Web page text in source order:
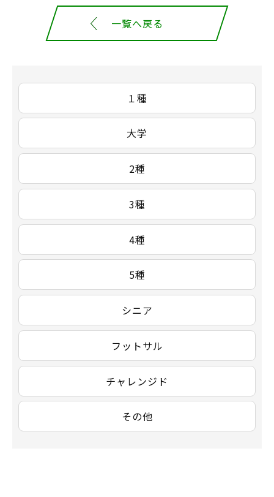
一覧へ戻る
１種
大学
2種
3種
4種
5種
シニア
フットサル
チャレンジド
その他